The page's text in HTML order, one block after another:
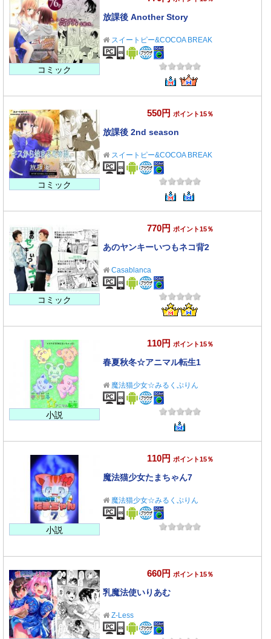
コミック
放課後 Another Story
スイートピー&COCOA BREAK
コミック
550円 ポイント15％
放課後 2nd season
スイートピー&COCOA BREAK
コミック
770円 ポイント15％
あのヤンキーいつもネコ背2
Casablanca
小説
110円 ポイント15％
春夏秋冬☆アニマル転生1
魔法猫少女☆みるくぷりん
小説
110円 ポイント15％
魔法猫少女たまちゃん7
魔法猫少女☆みるくぷりん
660円 ポイント15％
乳魔法使いりあむ
Z-Less